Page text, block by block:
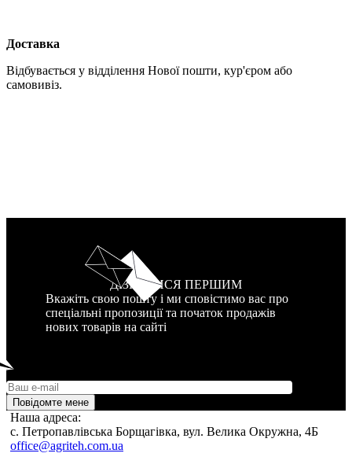
Доставка
Відбувається у відділення Нової пошти, кур'єром або
самовивіз.
ДІЗНАТИСЯ ПЕРШИМ
Вкажіть свою пошту і ми сповістимо вас про
спеціальні пропозиції та початок продажів
нових товарів на сайті
Повідомте мене
Наша адреса:
c. Петропавлівська Борщагівка, вул. Велика Окружна, 4Б
office@agriteh.com.ua